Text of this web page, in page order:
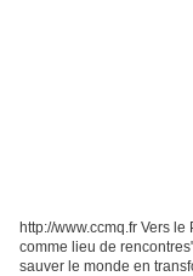
http://www.ccmq.fr Vers
comme lieu de
sauver le monde en